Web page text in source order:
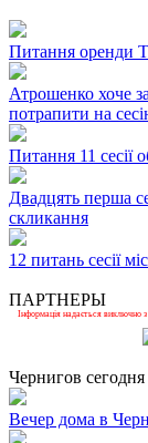
Питання оренди
Атрошенко хоче
потрапити на
Питання 11 сесії
Двадцять перша
скликання
12 питань сесії
ПАРТНЕРЫ
Інформація надається виключно
Чернигов сегодня
Вечер дома в